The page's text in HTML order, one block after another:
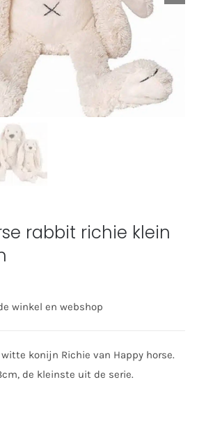
rabbit richie klein
winkel en webshop
konijn Richie van Happy horse.
de kleinste uit de serie.